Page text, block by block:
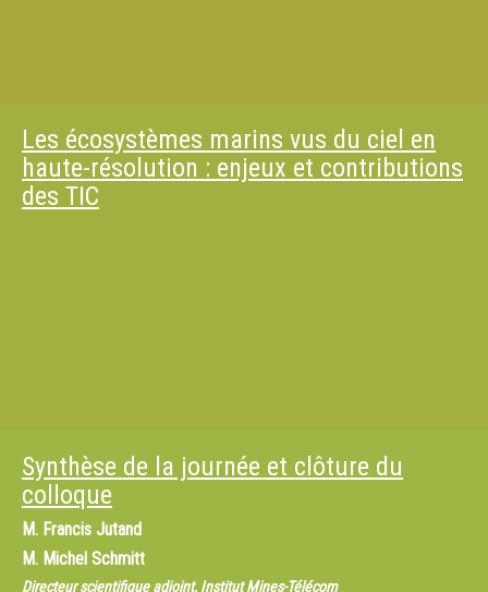
Les écosystèmes marins vus du ciel en
haute-résolution : enjeux et contributions
des TIC
Synthèse de la journée et clôture du
colloque
M. Francis Jutand
M. Michel Schmitt
Directeur scientifique adjoint, Institut Mines-Télécom